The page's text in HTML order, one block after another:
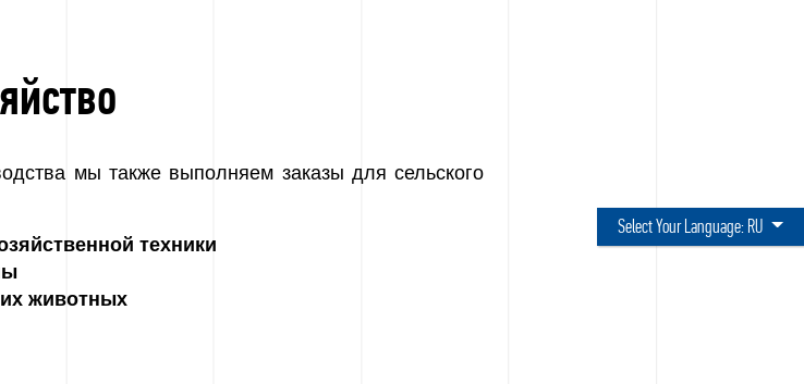
Select Your Language: RU
мы также выполняем заказы для сельского
техники
животных